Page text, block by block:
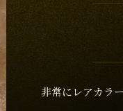
非常にレアカラ